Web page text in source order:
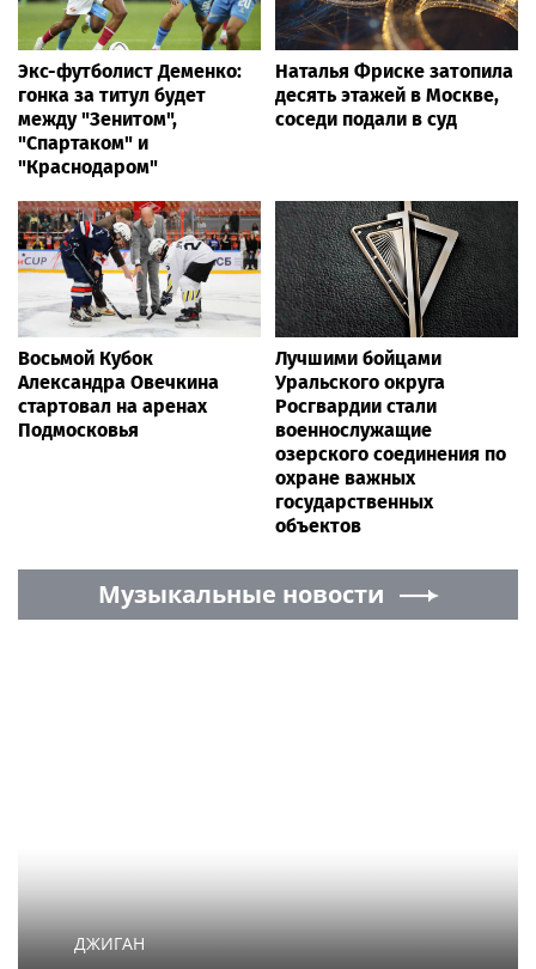
Экс-футболист Деменко:
гонка за титул будет
между "Зенитом",
"Спартаком" и
"Краснодаром"
Наталья Фриске затопила
десять этажей в Москве,
соседи подали в суд
Восьмой Кубок
Александра Овечкина
стартовал на аренах
Подмосковья
Лучшими бойцами
Уральского округа
Росгвардии стали
военнослужащие
озерского соединения по
охране важных
государственных
объектов
Музыкальные новости
ДЖИГАН